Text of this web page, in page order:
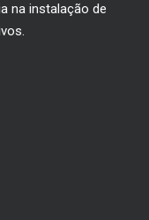
na instalação de